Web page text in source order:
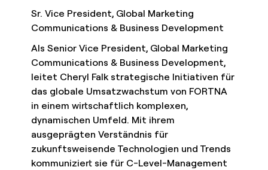
Sr. Vice President, Global Marketing
Communications & Business Development
Als Senior Vice President, Global Marketing
Communications & Business Development,
leitet Cheryl Falk strategische Initiativen für
das globale Umsatzwachstum von FORTNA
in einem wirtschaftlich komplexen,
dynamischen Umfeld. Mit ihrem
ausgeprägten Verständnis für
zukunftsweisende Technologien und Trends
kommuniziert sie für C-Level-Management